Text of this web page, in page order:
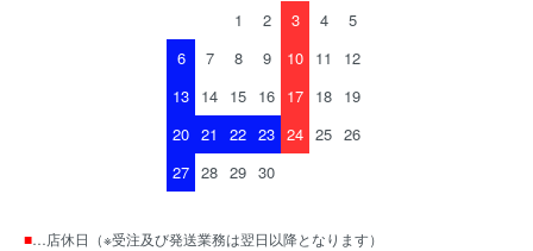
1
2 3 4
5
6
7 8 9 10 11
12
13 14 15 16 17 18 19
20 21 22 23 24 25 26
27 28 29 30
■…店休日（※受注及び発送業務は翌日以降となります）